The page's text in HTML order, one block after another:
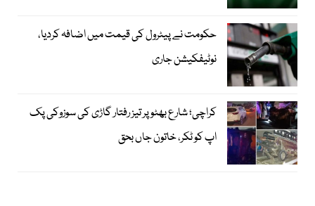
حکومت نے پیٹرول کی قیمت میں اضافہ کردیا،
نوٹیفکیشن جاری
کراچی؛ شارع بھٹو پر تیز رفتار گاڑی کی سوزوکی پک
اپ کو ٹکر، خاتون جاں بحق